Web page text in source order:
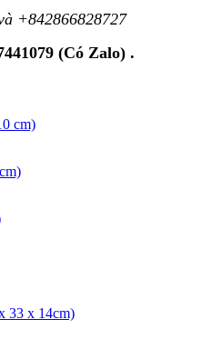
+842866828727
(Có Zalo) .